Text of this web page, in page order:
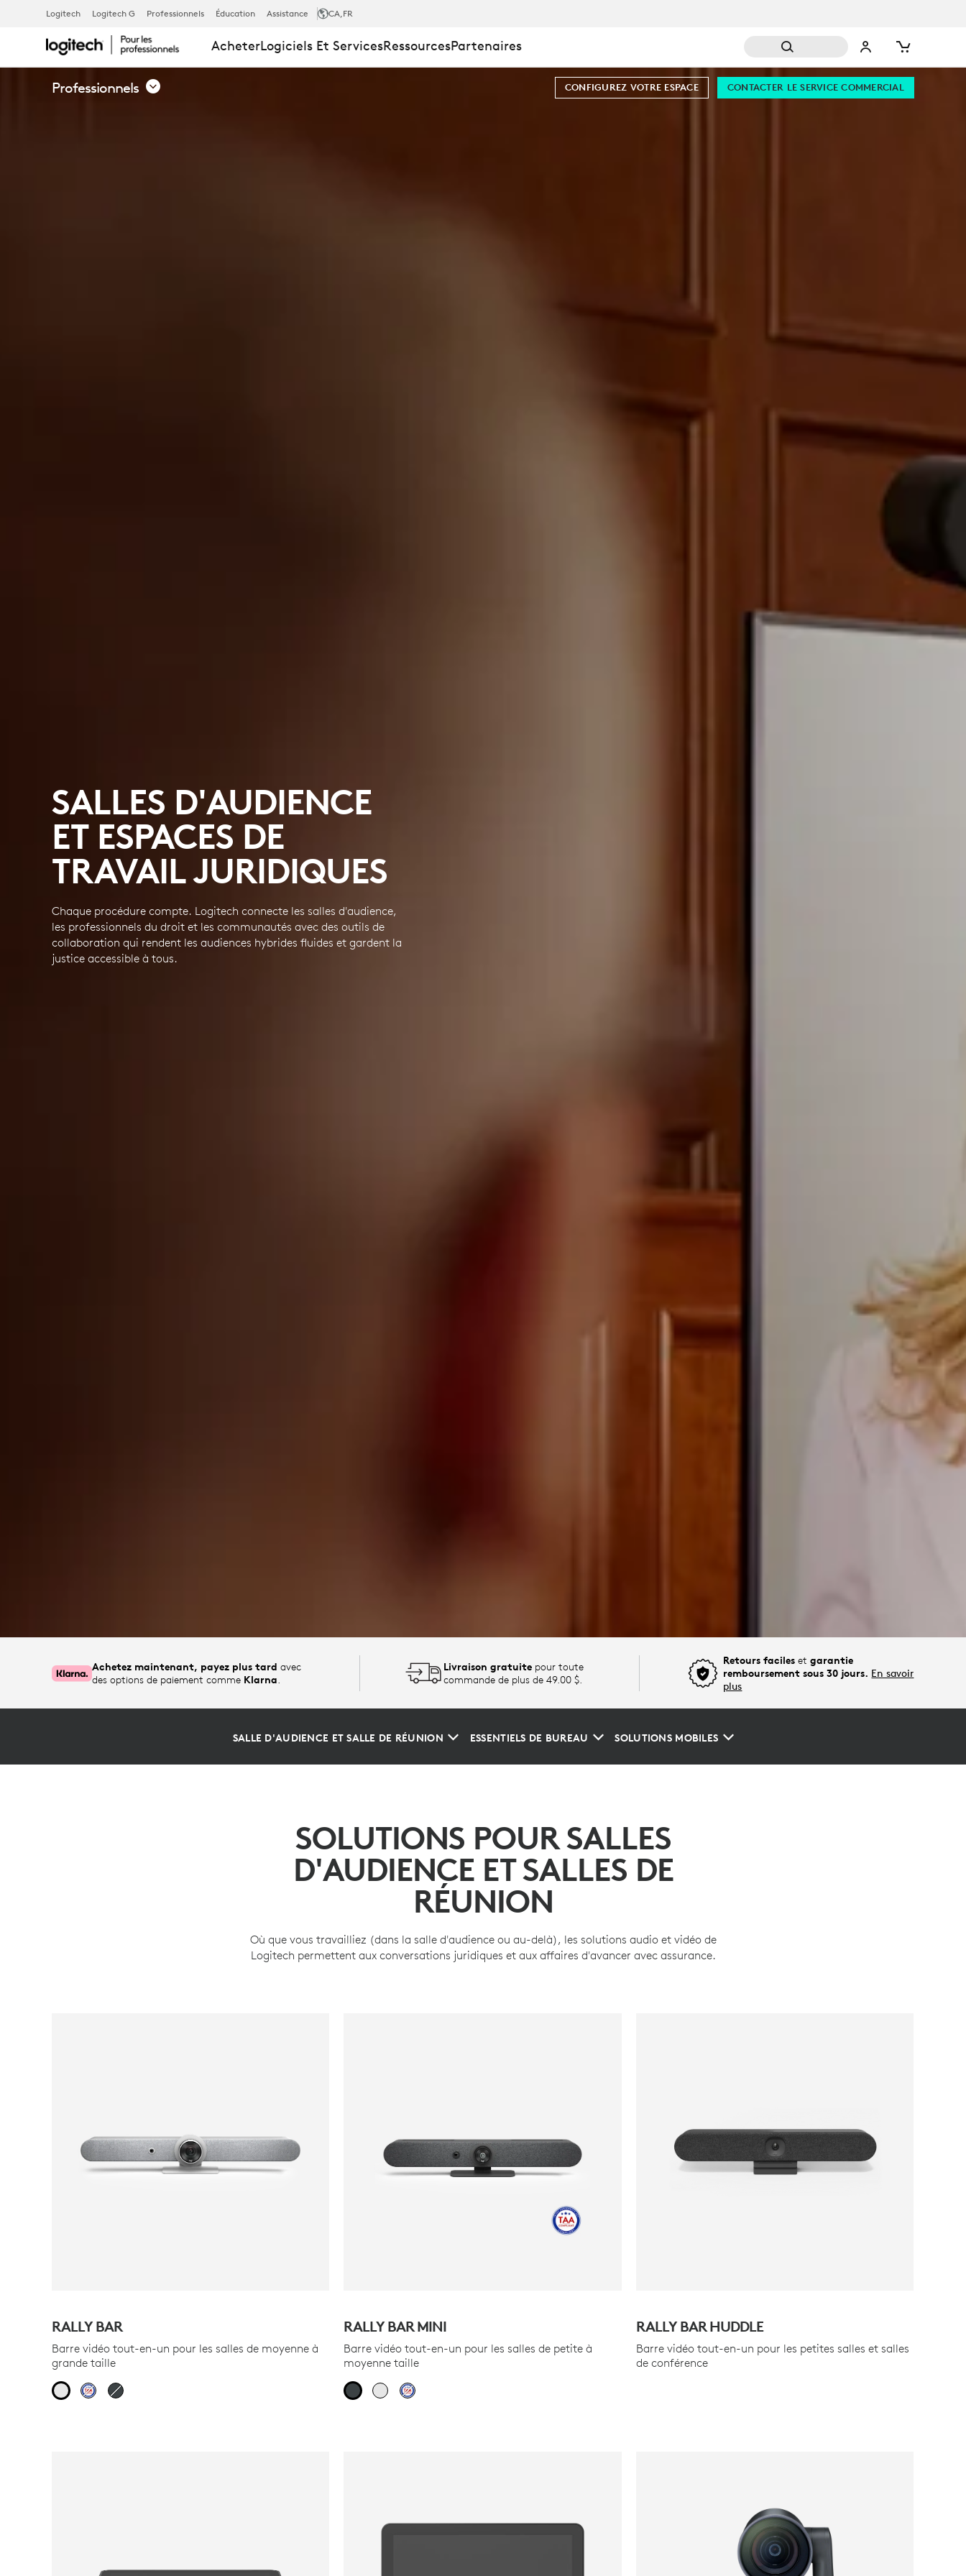
SALLES
D'AUDIENCE
Logitech Logitech G Professionnels Éducation Assistance CA,FR
AcheterLogiciels Et ServicesRessourcesPartenaires
Professionnels CONTACTER LE SERVICE COMMERCIAL
CONFIGUREZ VOTRE ESPACE
SALLES D'AUDIENCE
ET ESPACES DE
TRAVAIL JURIDIQUES
Chaque procédure compte. Logitech connecte les salles d'audience,
les professionnels du droit et les communautés avec des outils de
collaboration qui rendent les audiences hybrides fluides et gardent la
justice accessible à tous.
Achetez maintenant, payez plus tard avec
des options de paiement comme Klarna
Livraison gratuitepour toute
commande de plus de 49.00 $.
Retours faciles etgarantie
remboursement sous 30 jours. En savoir
plus
SALLE D'AUDIENCE ET SALLE DE RÉUNION ESSENTIELS DE BUREAU SOLUTIONS MOBILES
SOLUTIONS POUR SALLES
D'AUDIENCE ET SALLES DE
RÉUNION
Où que vous travailliez (dans la salle d'audience ou au-delà), les solutions audio et vidéo de
Logitech permettent aux conversations juridiques et aux affaires d'avancer avec assurance.
RALLY BAR
Barre vidéo tout-en-un pour les salles de moyenne à
grande taille
RALLY BAR MINI
Barre vidéo tout-en-un pour les salles de petite à
moyenne taille
RALLY BAR HUDDLE
Barre vidéo tout-en-un pour les petites salles et salles
de conférence